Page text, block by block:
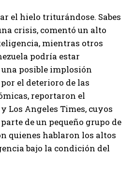
el hielo triturándose. Sabes
crisis, comentó un alto
mientras otros
podría estar
posible implosión
el deterioro de las
reportaron el
Los Angeles Times, cuyos
de un pequeño grupo de
quienes hablaron los altos
bajo la condición del